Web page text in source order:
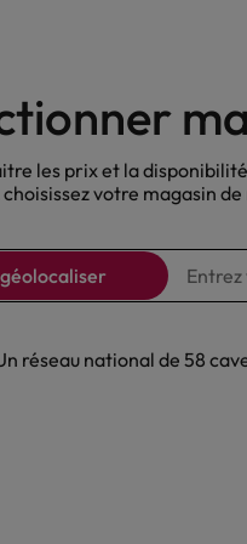
Nos Bières
&
40°
les prix et la
votre magasin
réseau national de 58